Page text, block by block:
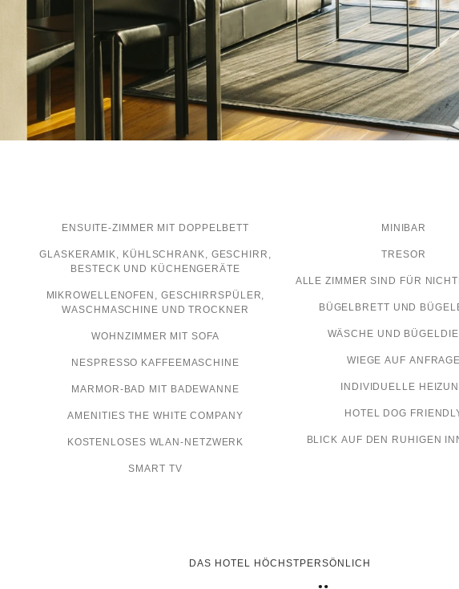
ENSUITE-ZIMMER MIT DOPPELBETT
GLASKERAMIK, KÜHLSCHRANK, GESCHIRR,
BESTECK UND KÜCHENGERÄTE
MIKROWELLENOFEN, GESCHIRRSPÜLER,
WASCHMASCHINE UND TROCKNER
WOHNZIMMER MIT SOFA
NESPRESSO KAFFEEMASCHINE
MARMOR-BAD MIT BADEWANNE
AMENITIES THE WHITE COMPANY
KOSTENLOSES WLAN-NETZWERK
SMART TV
MINIBAR
TRESOR
ALLE ZIMMER SIND FÜR
BÜGELBRETT UND
WÄSCHE UND
WIEGE AUF ANFRAGE
INDIVIDUELLE
HOTEL DOG
BLICK AUF DEN RUHIGEN
DAS HOTEL HÖCHSTPERSÖNLICH